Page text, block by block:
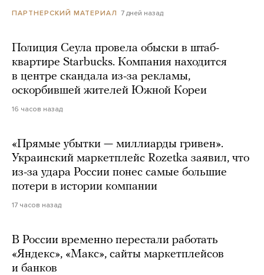
ПАРТНЕРСКИЙ МАТЕРИАЛ 7 дней назад
Полиция Сеула провела обыски в штаб-
квартире Starbucks. Компания находится
в центре скандала из-за рекламы,
оскорбившей жителей Южной Кореи
16 часов назад
«Прямые убытки — миллиарды гривен».
Украинский маркетплейс Rozetka заявил, что
из-за удара России понес самые большие
потери в истории компании
17 часов назад
В России временно перестали работать
«Яндекс», «Макс», сайты маркетплейсов
и банков